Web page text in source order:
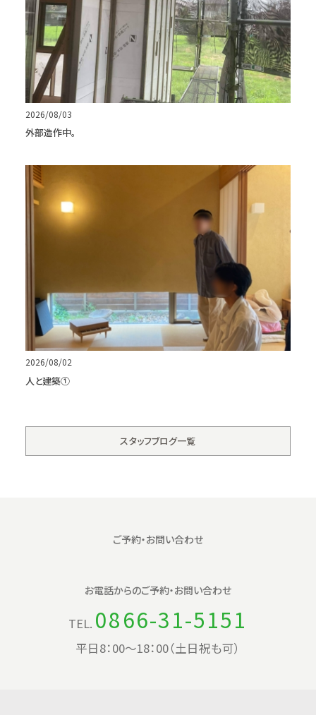
2026/08/03
外部造作中。
2026/08/02
人と建築①
スタッフブログ一覧
ご予約・お問い合わせ
お電話からのご予約・お問い合わせ
TEL. 0866-31-5151
平日8：00〜18：00（土日祝も可）